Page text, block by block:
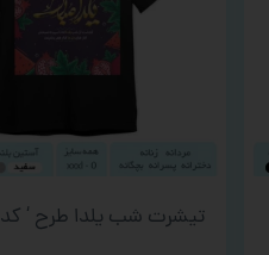
تیشرت شب یلدا طرح ‘ کد ۰۳۳۶ ‘